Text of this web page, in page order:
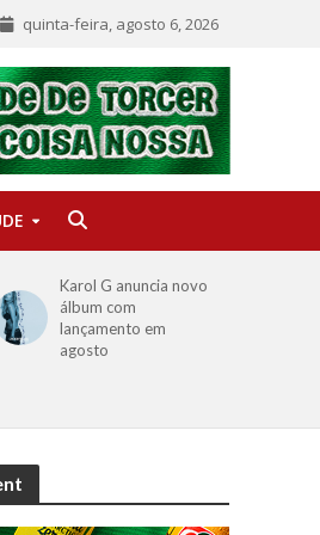
quinta-feira, agosto 6, 2026
Karol G anuncia novo
álbum com
lançamento em
agosto